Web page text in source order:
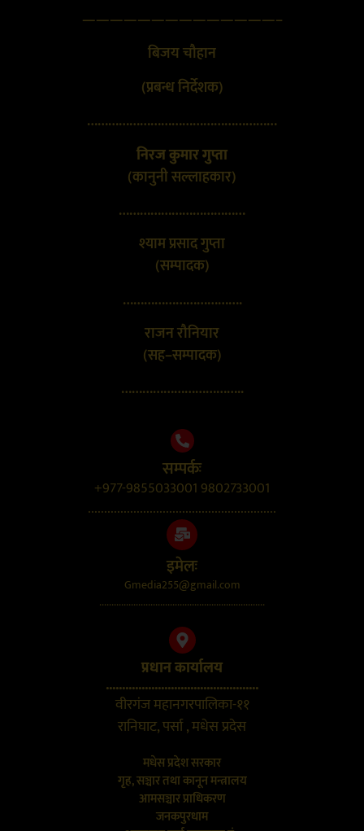
——————————————–
बिजय चौहान
(प्रबन्ध निर्देशक)
………………………………………………
निरज कुमार गुप्ता
(कानुनी सल्लाहकार)
………………………………
श्याम प्रसाद गुप्ता
(सम्पादक)
…………………………….
राजन रौनियार
(सह–सम्पादक)
……………………………..
सम्पर्कः
+977-9855033001 9802733001
..........................................................
इमेलः
Gmedia255@gmail.com
....................................................................
प्रधान कार्यालय
...............................................
वीरगंज महानगरपालिका-११
रानिघाट, पर्सा , मधेस प्रदेस
मधेस प्रदेश सरकार
गृह, सञ्चार तथा कानून मन्त्रालय
आमसञ्चार प्राधिकरण
जनकपुरधाम